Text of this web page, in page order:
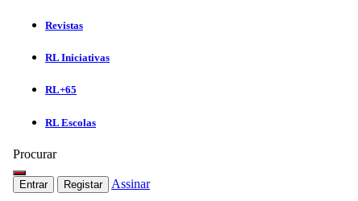
Revistas
RL Iniciativas
RL+65
RL Escolas
Procurar
Entrar Registar Assinar